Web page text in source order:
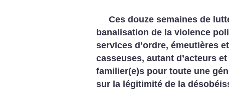
Ces douze semaines de
banalisation de la violence
services d’ordre, émeutières
casseuses, autant d’acteurs
familier(e)s pour toute une
sur la légitimité de la